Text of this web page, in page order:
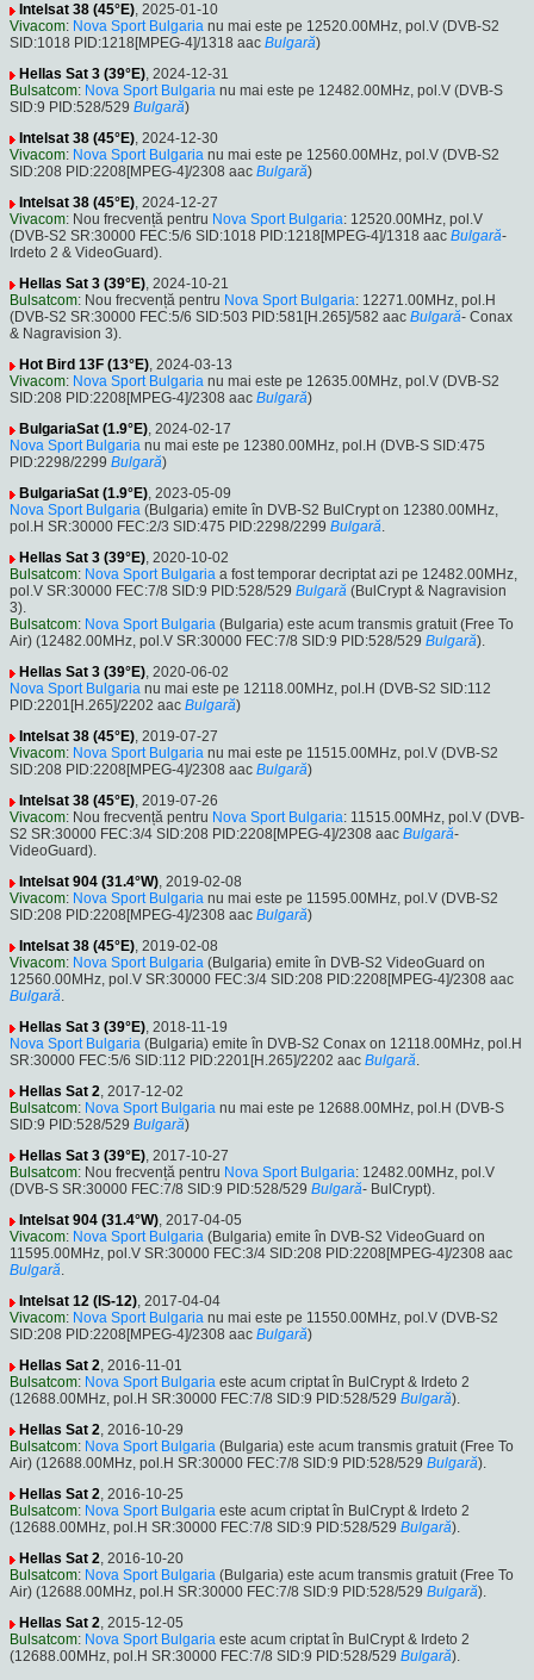
Intelsat 38 (45°E), 2025-01-10
Vivacom: Nova Sport Bulgaria nu mai este pe 12520.00MHz, pol.V (DVB-S2
SID:1018 PID:1218[MPEG-4]/1318 aac Bulgară)
Hellas Sat 3 (39°E), 2024-12-31
Bulsatcom: Nova Sport Bulgaria nu mai este pe 12482.00MHz, pol.V (DVB-S
SID:9 PID:528/529 Bulgară)
Intelsat 38 (45°E), 2024-12-30
Vivacom: Nova Sport Bulgaria nu mai este pe 12560.00MHz, pol.V (DVB-S2
SID:208 PID:2208[MPEG-4]/2308 aac Bulgară)
Intelsat 38 (45°E), 2024-12-27
Vivacom: Nou frecvență pentru Nova Sport Bulgaria: 12520.00MHz, pol.V
(DVB-S2 SR:30000 FEC:5/6 SID:1018 PID:1218[MPEG-4]/1318 aac Bulgară-
Irdeto 2 & VideoGuard).
Hellas Sat 3 (39°E), 2024-10-21
Bulsatcom: Nou frecvență pentru Nova Sport Bulgaria: 12271.00MHz, pol.H
(DVB-S2 SR:30000 FEC:5/6 SID:503 PID:581[H.265]/582 aac Bulgară- Conax
& Nagravision 3).
Hot Bird 13F (13°E), 2024-03-13
Vivacom: Nova Sport Bulgaria nu mai este pe 12635.00MHz, pol.V (DVB-S2
SID:208 PID:2208[MPEG-4]/2308 aac Bulgară)
BulgariaSat (1.9°E), 2024-02-17
Nova Sport Bulgaria nu mai este pe 12380.00MHz, pol.H (DVB-S SID:475
PID:2298/2299 Bulgară)
BulgariaSat (1.9°E), 2023-05-09
Nova Sport Bulgaria (Bulgaria) emite în DVB-S2 BulCrypt on 12380.00MHz,
pol.H SR:30000 FEC:2/3 SID:475 PID:2298/2299 Bulgară.
Hellas Sat 3 (39°E), 2020-10-02
Bulsatcom: Nova Sport Bulgaria a fost temporar decriptat azi pe 12482.00MHz,
pol.V SR:30000 FEC:7/8 SID:9 PID:528/529 Bulgară (BulCrypt & Nagravision
3).
Bulsatcom: Nova Sport Bulgaria (Bulgaria) este acum transmis gratuit (Free To
Air) (12482.00MHz, pol.V SR:30000 FEC:7/8 SID:9 PID:528/529 Bulgară).
Hellas Sat 3 (39°E), 2020-06-02
Nova Sport Bulgaria nu mai este pe 12118.00MHz, pol.H (DVB-S2 SID:112
PID:2201[H.265]/2202 aac Bulgară)
Intelsat 38 (45°E), 2019-07-27
Vivacom: Nova Sport Bulgaria nu mai este pe 11515.00MHz, pol.V (DVB-S2
SID:208 PID:2208[MPEG-4]/2308 aac Bulgară)
Intelsat 38 (45°E), 2019-07-26
Vivacom: Nou frecvență pentru Nova Sport Bulgaria: 11515.00MHz, pol.V (DVB-
S2 SR:30000 FEC:3/4 SID:208 PID:2208[MPEG-4]/2308 aac Bulgară-
VideoGuard).
Intelsat 904 (31.4°W), 2019-02-08
Vivacom: Nova Sport Bulgaria nu mai este pe 11595.00MHz, pol.V (DVB-S2
SID:208 PID:2208[MPEG-4]/2308 aac Bulgară)
Intelsat 38 (45°E), 2019-02-08
Vivacom: Nova Sport Bulgaria (Bulgaria) emite în DVB-S2 VideoGuard on
12560.00MHz, pol.V SR:30000 FEC:3/4 SID:208 PID:2208[MPEG-4]/2308 aac
Bulgară.
Hellas Sat 3 (39°E), 2018-11-19
Nova Sport Bulgaria (Bulgaria) emite în DVB-S2 Conax on 12118.00MHz, pol.H
SR:30000 FEC:5/6 SID:112 PID:2201[H.265]/2202 aac Bulgară.
Hellas Sat 2, 2017-12-02
Bulsatcom: Nova Sport Bulgaria nu mai este pe 12688.00MHz, pol.H (DVB-S
SID:9 PID:528/529 Bulgară)
Hellas Sat 3 (39°E), 2017-10-27
Bulsatcom: Nou frecvență pentru Nova Sport Bulgaria: 12482.00MHz, pol.V
(DVB-S SR:30000 FEC:7/8 SID:9 PID:528/529 Bulgară- BulCrypt).
Intelsat 904 (31.4°W), 2017-04-05
Vivacom: Nova Sport Bulgaria (Bulgaria) emite în DVB-S2 VideoGuard on
11595.00MHz, pol.V SR:30000 FEC:3/4 SID:208 PID:2208[MPEG-4]/2308 aac
Bulgară.
Intelsat 12 (IS-12), 2017-04-04
Vivacom: Nova Sport Bulgaria nu mai este pe 11550.00MHz, pol.V (DVB-S2
SID:208 PID:2208[MPEG-4]/2308 aac Bulgară)
Hellas Sat 2, 2016-11-01
Bulsatcom: Nova Sport Bulgaria este acum criptat în BulCrypt & Irdeto 2
(12688.00MHz, pol.H SR:30000 FEC:7/8 SID:9 PID:528/529 Bulgară).
Hellas Sat 2, 2016-10-29
Bulsatcom: Nova Sport Bulgaria (Bulgaria) este acum transmis gratuit (Free To
Air) (12688.00MHz, pol.H SR:30000 FEC:7/8 SID:9 PID:528/529 Bulgară).
Hellas Sat 2, 2016-10-25
Bulsatcom: Nova Sport Bulgaria este acum criptat în BulCrypt & Irdeto 2
(12688.00MHz, pol.H SR:30000 FEC:7/8 SID:9 PID:528/529 Bulgară).
Hellas Sat 2, 2016-10-20
Bulsatcom: Nova Sport Bulgaria (Bulgaria) este acum transmis gratuit (Free To
Air) (12688.00MHz, pol.H SR:30000 FEC:7/8 SID:9 PID:528/529 Bulgară).
Hellas Sat 2, 2015-12-05
Bulsatcom: Nova Sport Bulgaria este acum criptat în BulCrypt & Irdeto 2
(12688.00MHz, pol.H SR:30000 FEC:7/8 SID:9 PID:528/529 Bulgară).